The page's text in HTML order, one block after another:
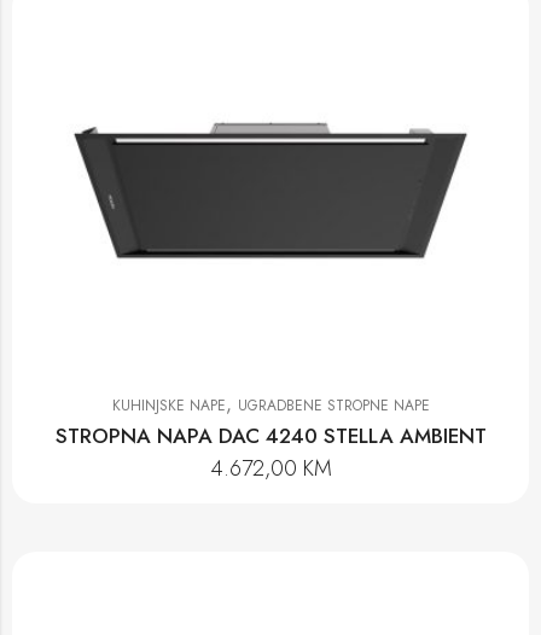
KUHINJSKE NAPE, UGRADBENE STROPNE NAPE
STROPNA NAPA DAC 4240 STELLA AMBIENT
4.672,00 KM